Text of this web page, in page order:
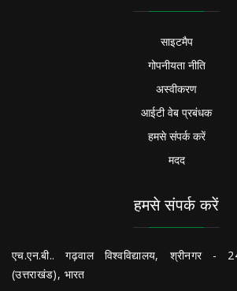
साइटमैप
गोपनीयता नीति
अस्वीकरण
आईटी वेब प्रबंधक
हमसे संपर्क करें
मदद
हमसे संपर्क करें
एच.एन.बी.. गढ़वाल विश्वविद्यालय, श्रीनगर -
(उत्तराखंड), भारत